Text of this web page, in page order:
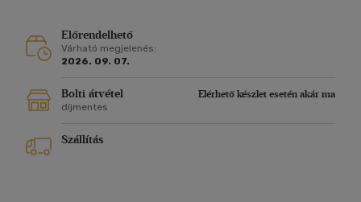
Előrendelhető
Várható megjelenés:
2026. 09. 07.
Bolti átvétel
Elérhető készlet esetén akár ma
díjmentes
Szállítás